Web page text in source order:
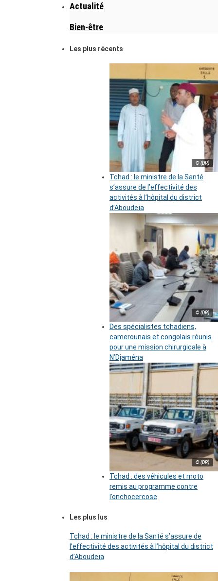
Actualité
Bien-être
Les plus récents
© (DR)
Tchad : le ministre de la Santé
s’assure de l’effectivité des
activités à l’hôpital du district
d’Aboudeïa
© (DR)
Des spécialistes tchadiens,
camerounais et congolais réunis
pour une mission chirurgicale à
N’Djaména
© (DR)
Tchad : des véhicules et moto
remis au programme contre
l’onchocercose
Les plus lus
Tchad : le ministre de la Santé s’assure de
l’effectivité des activités à l’hôpital du district
d’Aboudeïa